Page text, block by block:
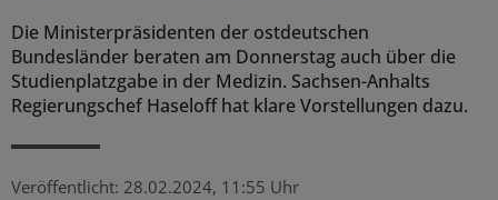
Die Ministerpräsidenten der ostdeutschen
Bundesländer beraten am Donnerstag auch über die
Studienplatzgabe in der Medizin. Sachsen-Anhalts
Regierungschef Haseloff hat klare Vorstellungen dazu.
Veröffentlicht: 28.02.2024, 11:55 Uhr